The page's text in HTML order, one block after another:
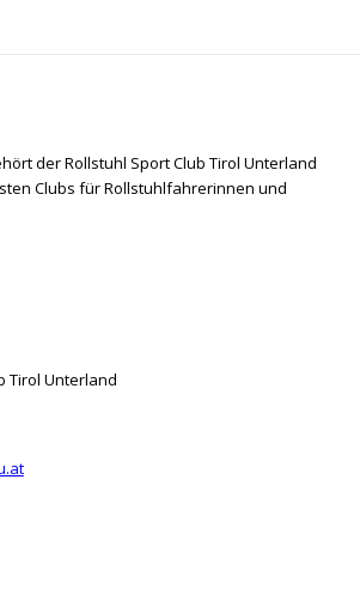
der Rollstuhl Sport Club Tirol Unterland
Clubs für Rollstuhlfahrerinnen und
Tirol Unterland